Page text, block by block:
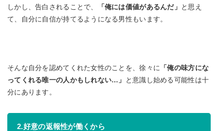
しかし、告白されることで、 「俺には価値があるんだ」 と思え
て、自分に自信が持てるようになる男性もいます。
そんな自分を認めてくれた女性のことを、徐々に
「俺の味方にな
ってくれる唯一の人かもしれない…」
と意識し始める可能性は十
分にあります。
2.好意の返報性が働くから